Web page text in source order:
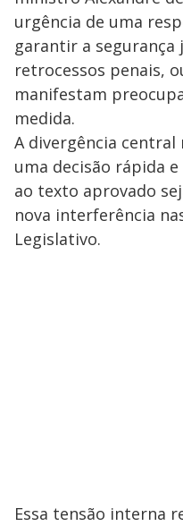
urgência de uma
garantir a segurança
retrocessos penais,
manifestam
medida.
A divergência central
uma decisão rápida
ao texto aprovado
nova interferência
Legislativo.
Essa tensão interna